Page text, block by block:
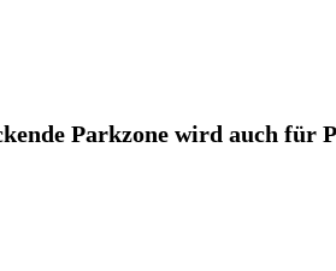
Parkzone wird auch für